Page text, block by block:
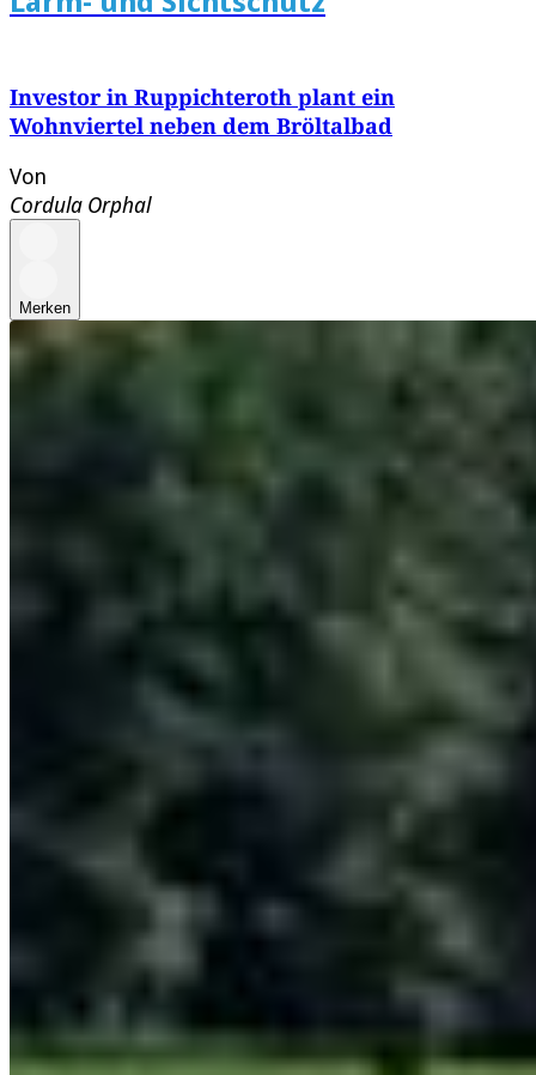
Investor in Ruppichteroth plant ein
Wohnviertel neben dem Bröltalbad
Von
Cordula Orphal
Merken